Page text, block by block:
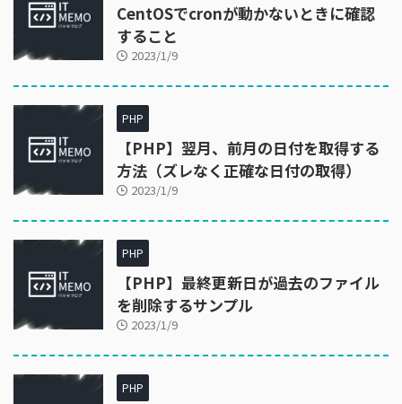
CentOSでcronが動かないときに確認
すること
2023/1/9
PHP
【PHP】翌月、前月の日付を取得する
方法（ズレなく正確な日付の取得）
2023/1/9
PHP
【PHP】最終更新日が過去のファイル
を削除するサンプル
2023/1/9
PHP